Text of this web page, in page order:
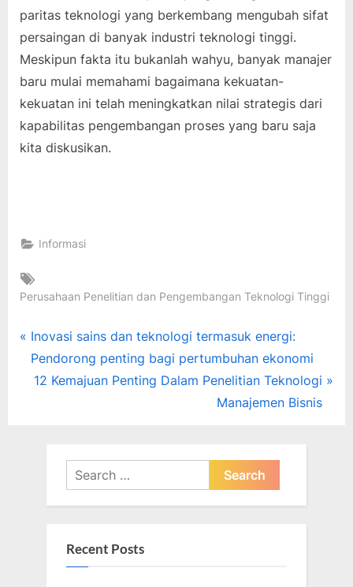
paritas teknologi yang berkembang mengubah sifat
persaingan di banyak industri teknologi tinggi.
Meskipun fakta itu bukanlah wahyu, banyak manajer
baru mulai memahami bagaimana kekuatan-
kekuatan ini telah meningkatkan nilai strategis dari
kapabilitas pengembangan proses yang baru saja
kita diskusikan.
Informasi
Perusahaan Penelitian dan Pengembangan Teknologi Tinggi
Post
navigation
P
r
e
Inovasi sains dan teknologi termasuk energi:
Pendorong penting bagi pertumbuhan ekonomi
N
12 Kemajuan Penting Dalam Penelitian Teknologi
Manajemen Bisnis
Search
for:
Recent Posts